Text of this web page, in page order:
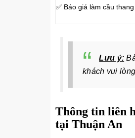
✅ Báo giá làm cầu
Lưu ý:
khách vui
Thông tin liên
tại Thuận An